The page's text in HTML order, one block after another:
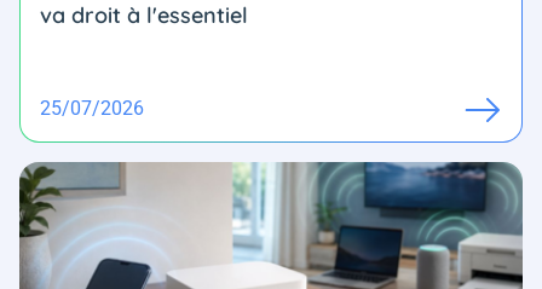
va droit à l'essentiel
25/07/2026